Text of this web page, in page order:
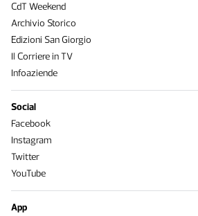
CdT Weekend
Archivio Storico
Edizioni San Giorgio
Il Corriere in TV
Infoaziende
Social
Facebook
Instagram
Twitter
YouTube
App